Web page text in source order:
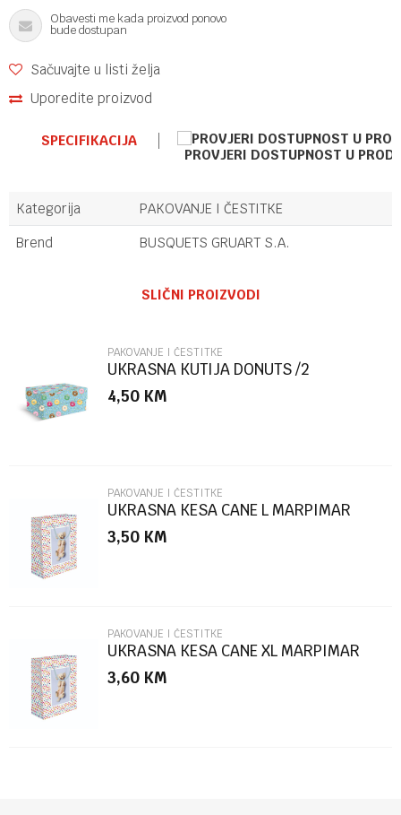
Obavesti me kada proizvod ponovo
bude dostupan
Sačuvajte u listi želja
Uporedite proizvod
SPECIFIKACIJA
PROVJERI DOSTUPNOST U
Kategorija
PAKOVANJE I ČESTITKE
Brend
BUSQUETS GRUART S.A.
Poruka
POŠALJI
SLIČNI PROIZVODI
PAKOVANJE I ČESTITKE
UKRASNA KUTIJA DONUTS /2
MARPIMAR
4,50 KM
PAKOVANJE I ČESTITKE
UKRASNA KESA CANE L MARPIMAR
3,50 KM
PAKOVANJE I ČESTITKE
UKRASNA KESA CANE XL MARPIMAR
3,60 KM